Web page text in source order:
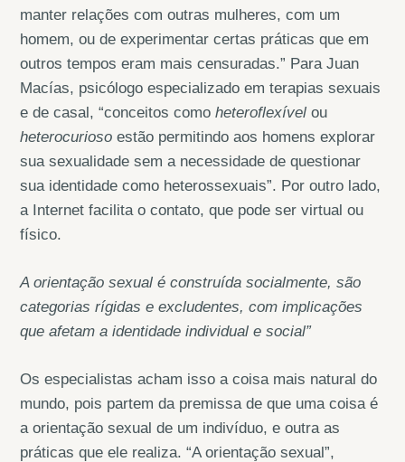
manter relações com outras mulheres, com um
homem, ou de experimentar certas práticas que em
outros tempos eram mais censuradas.” Para Juan
Macías, psicólogo especializado em terapias sexuais
e de casal, “conceitos comoheteroflexível ou
heterocurioso estão permitindo aos homens explorar
sua sexualidade sem a necessidade de questionar
sua identidade como heterossexuais”. Por outro lado,
a Internet facilita o contato, que pode ser virtual ou
físico.
A orientação sexual é construída socialmente, são
categorias rígidas e excludentes, com implicações
que afetam a identidade individual e social”
Os especialistas acham isso a coisa mais natural do
mundo, pois partem da premissa de que uma coisa é
a orientação sexual de um indivíduo, e outra as
práticas que ele realiza. “A orientação sexual”,